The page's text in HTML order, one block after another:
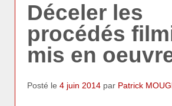
Déceler les
procédés
mis en
Posté le 4 juin 2014 par Patrick